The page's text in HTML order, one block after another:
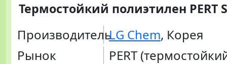
Термостойкий полиэтилен PERT
ПроизводительLG Chem, Корея
Рынок
PERT